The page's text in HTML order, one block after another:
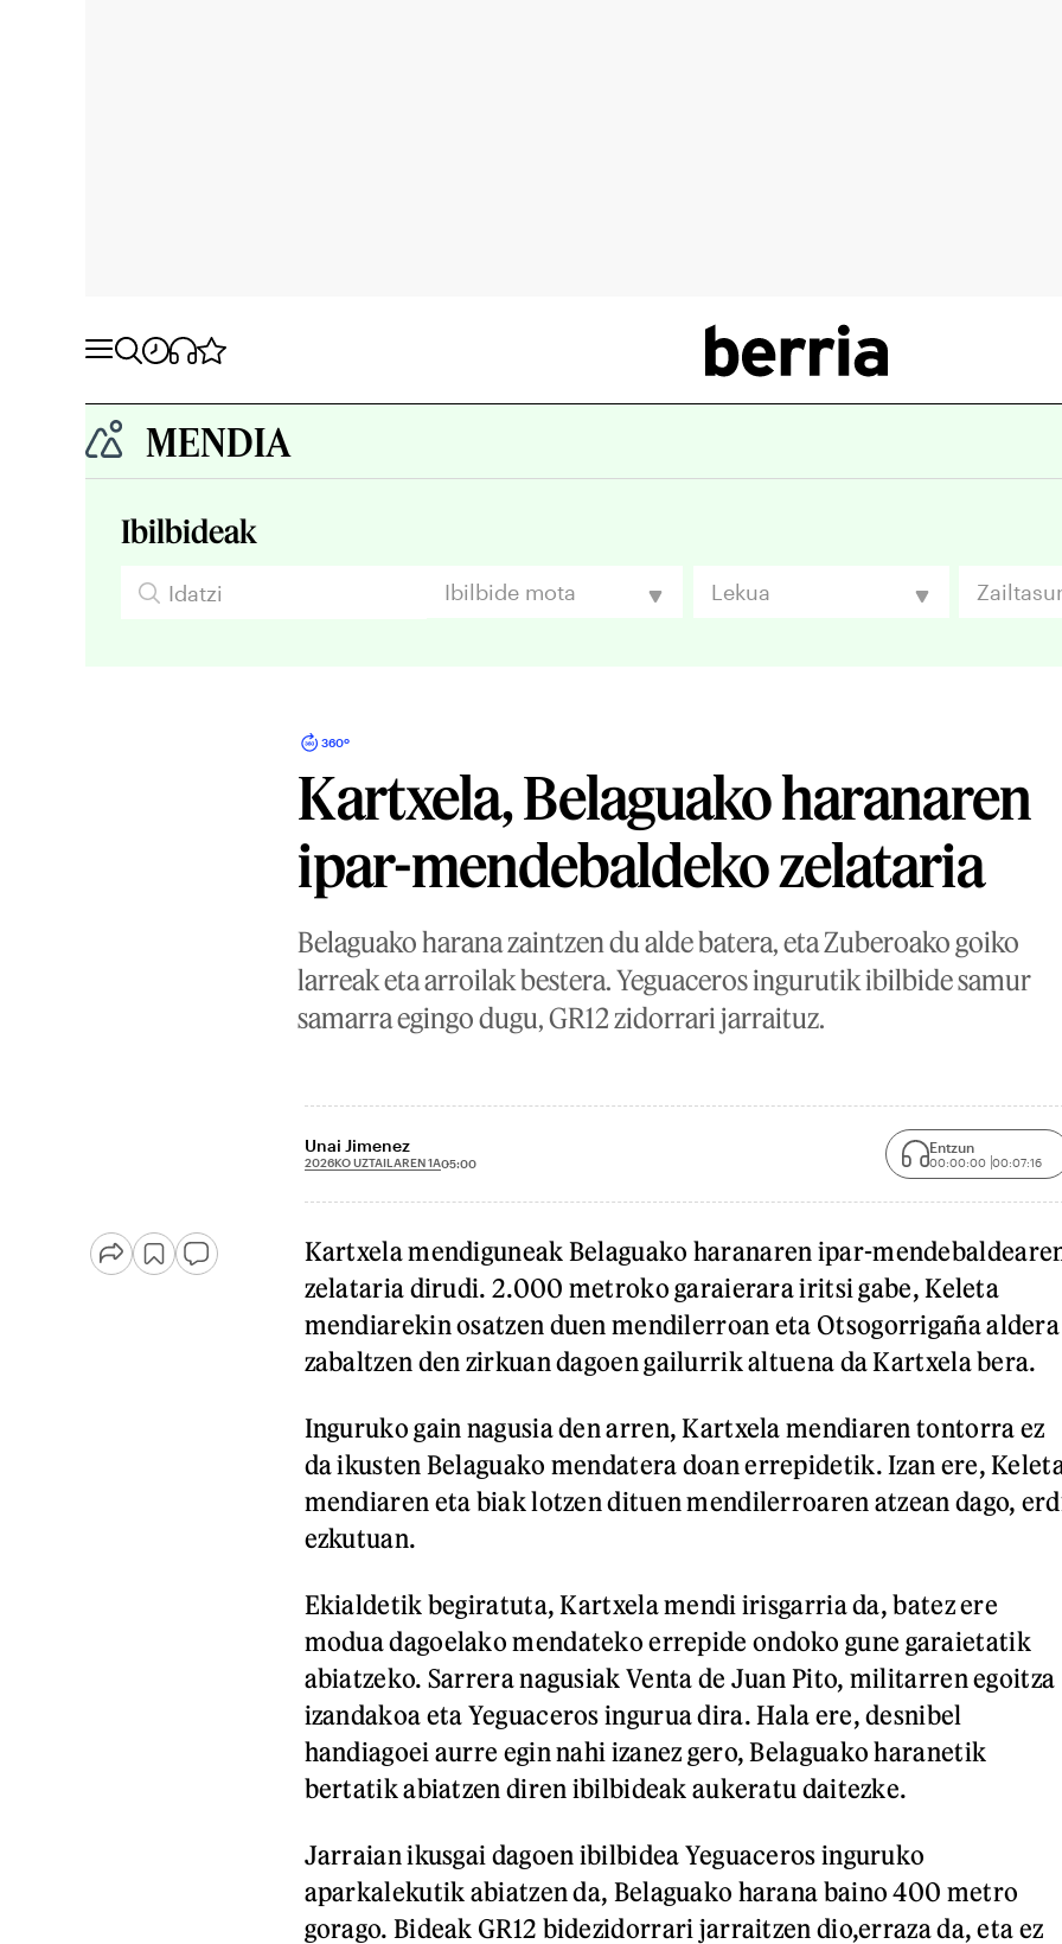
MENDIA
Ibilbideak
Ibilbide mota Lekua
360º
Kartxela, Belaguako haranaren
ipar-mendebaldeko zelataria
Belaguako harana zaintzen du alde batera, eta Zuberoako goiko
larreak eta arroilak bestera. Yeguaceros ingurutik ibilbide samur
samarra egingo dugu, GR12 zidorrari jarraituz.
Unai Jimenez
2026KO UZTAILAREN 1A05:00
Entzun
00:00:00 00:07:16
Kartxela mendiguneak Belaguako haranaren ipar-
zelataria dirudi. 2.000 metroko garaierara iritsi gabe, Keleta
mendiarekin osatzen duen mendilerroan eta Otsogorrigaña aldera
zabaltzen den zirkuan dagoen gailurrik altuena da Kartxela bera.
Inguruko gain nagusia den arren, Kartxela mendiaren tontorra ez
da ikusten Belaguako mendatera doan errepidetik. Izan ere,
mendiaren eta biak lotzen dituen mendilerroaren atzean dago,
ezkutuan.
Ekialdetik begiratuta, Kartxela mendi irisgarria da, batez ere
modua dagoelako mendateko errepide ondoko gune garaietatik
abiatzeko. Sarrera nagusiak Venta de Juan Pito, militarren egoitza
izandakoa eta Yeguaceros ingurua dira. Hala ere, desnibel
handiagoei aurre egin nahi izanez gero, Belaguako haranetik
bertatik abiatzen diren ibilbideak aukeratu daitezke.
Jarraian ikusgai dagoen ibilbidea Yeguaceros inguruko
aparkalekutik abiatzen da, Belaguako harana baino 400 metro
gorago. Bideak GR12 bidezidorrari jarraitzen dio,erraza da, eta ez